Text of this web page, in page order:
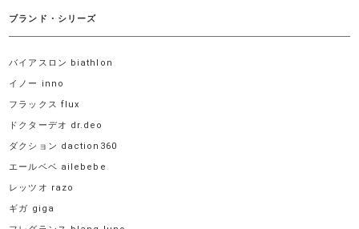
ブランド・シリーズ
バイアスロン biathlon
イノー inno
フラックス flux
ドクターデオ dr.deo
ダクション daction360
エールベベ ailebebe
レッツオ razo
ギガ giga